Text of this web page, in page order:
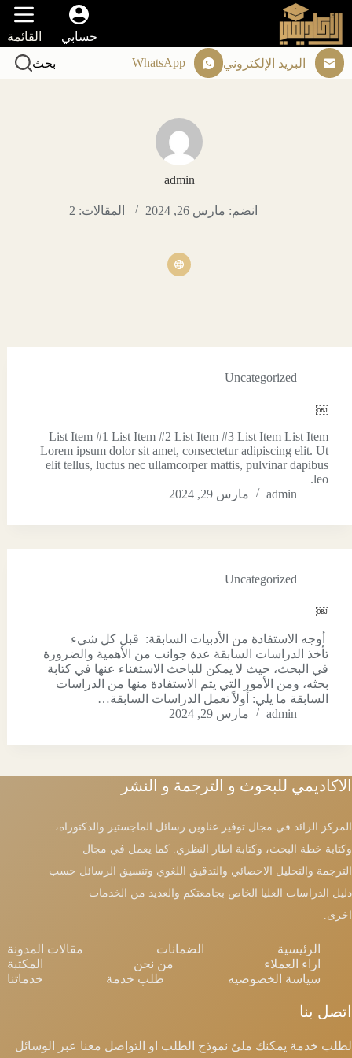
المحتوى
حسابي
القائمة
البريد الإلكتروني
WhatsApp بحث
admin
انضم: مارس 26, 2024 المقالات: 2
Uncategorized
￼
List Item #1 List Item #2 List Item #3 List Item List Item
Lorem ipsum dolor sit amet, consectetur adipiscing elit. Ut
elit tellus, luctus nec ullamcorper mattis, pulvinar dapibus
leo.
admin
مارس 29, 2024
Uncategorized
￼
أوجه الاستفادة من الأدبيات السابقة: قبل كل شيء
تأخذ الدراسات السابقة عدة جوانب من الأهمية والضرورة
في البحث، حيث لا يمكن للباحث الاستغناء عنها في كتابة
بحثه، ومن الأمور التي يتم الاستفادة منها من الدراسات
السابقة ما يلي: أولاً تعمل الدراسات السابقة…
admin
مارس 29, 2024
الاكاديمي للبحوث و الترجمة و النشر
المركز الرائد في مجال توفير عناوين رسائل الماجستير والدكتوراه،
وكتابة خطة البحث، وكتابة اطار النظري. كما يعمل في مجال
الترجمة والتحليل الاحصائي والتدقيق اللغوي وتنسيق الرسائل حسب
دليل الدراسات العليا الخاص بجامعتكم والعديد من الخدمات
اخرى.
الرئيسية الضمانات
مقالات المدونة
اراء العملاء
من نحن
المكتبة
سياسة الخصوصيه
طلب خدمة خدماتنا
اتصل بنا
لطلب خدمة يمكنك ملئ نموذج الطلب او التواصل معنا عبر الوسائل